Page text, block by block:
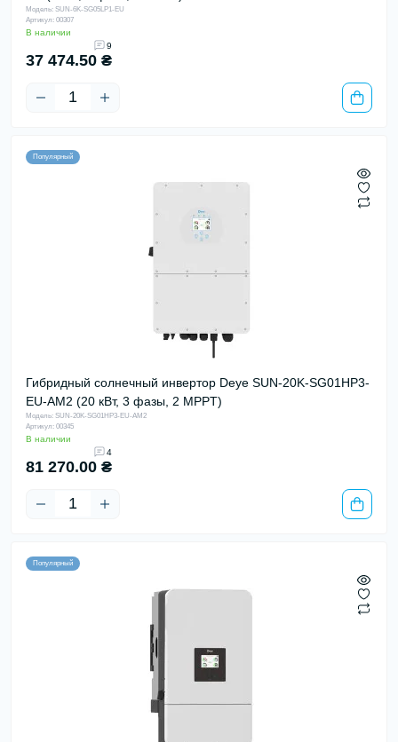
Модель: SUN-6K-SG05LP1-EU
Артикул: 00307
В наличии
9
37 474.50 ₴
Популярный
Гибридный солнечный инвертор Deye SUN-20K-SG01HP3-
EU-AM2 (20 кВт, 3 фазы, 2 MPPT)
Модель: SUN-20K-SG01HP3-EU-AM2
Артикул: 00345
В наличии
4
81 270.00 ₴
Популярный